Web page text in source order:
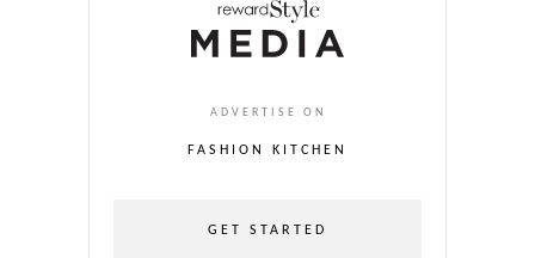
ADVERTISE ON
FASHION KITCHEN
GET STARTED